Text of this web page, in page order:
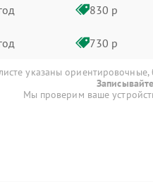
830 р
730 р
указаны ориентировочные,
Мы проверим ваше